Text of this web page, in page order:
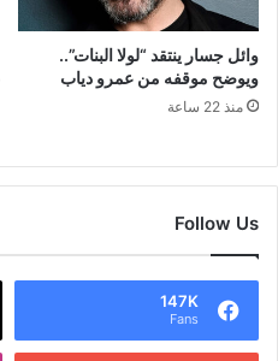
وائل جسار ينتقد “لولا البنات”..
ويوضح موقفه من عمرو دياب
منذ 22 ساعة
Follow Us
147K
Fans